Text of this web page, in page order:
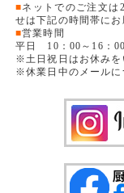
■ネットでのご注文は
せは下記の時間帯にお
■営業時間
平日 10：00～16：00
※土日祝日はお休みを
※休業日中のメールに